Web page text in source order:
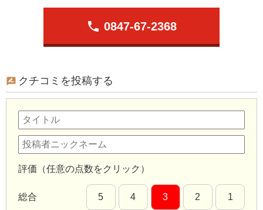
phone 0847-67-2368
クチコミを投稿する
評価（任意の点数をクリック）
総合 5 4 3 2 1